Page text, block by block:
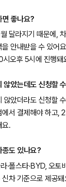
면 좋나요?
달라지기 때문에,
안내받을 수 있어
시오후 5시에 진행돼
않았는데도 신청할
않았더라도 신청할
서 결제해야 하고,
요.
종도 있나요?
·폴스타·BYD, 오토
차 기준으로 제공돼